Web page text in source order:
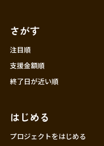
さがす
注目順
支援金額順
終了日が近い順
はじめる
プロジェクトをはじめる